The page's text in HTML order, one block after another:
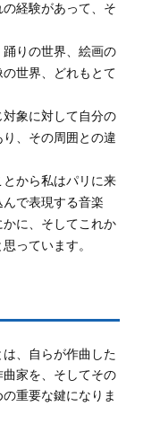
経験があって、そ
りの世界、絵画の
世界、どれもとて
象に対して自分の
、その周囲との違
から私はパリに来
で表現する音楽
に、そしてこれか
っています。
、自らが作曲した
家を、そしてその
重要な鍵になりま